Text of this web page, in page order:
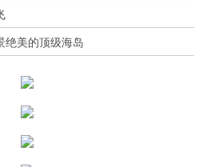
绝美的顶级海岛